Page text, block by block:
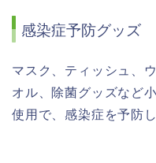
感染症予防グッズ
マスク、ティッシュ、
オル、除菌グッズなど
使用で、感染症を予防